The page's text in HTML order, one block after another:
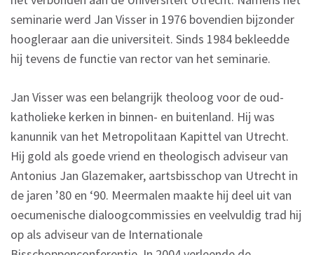
seminarie werd Jan Visser in 1976 bovendien bijzonder
hoogleraar aan die universiteit. Sinds 1984 bekleedde
hij tevens de functie van rector van het seminarie.
Jan Visser was een belangrijk theoloog voor de oud-
katholieke kerken in binnen- en buitenland. Hij was
kanunnik van het Metropolitaan Kapittel van Utrecht.
Hij gold als goede vriend en theologisch adviseur van
Antonius Jan Glazemaker, aartsbisschop van Utrecht in
de jaren ’80 en ‘90. Meermalen maakte hij deel uit van
oecumenische dialoogcommissies en veelvuldig trad hij
op als adviseur van de Internationale